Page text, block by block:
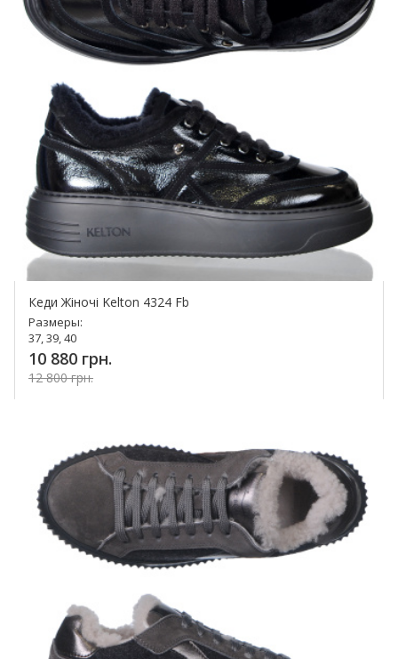
Кеди Жіночі Kelton 4324 Fb
Размеры:
37, 39, 40
10 880 грн.
12 800 грн.